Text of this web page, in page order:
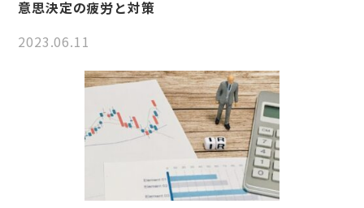
意思決定の疲労と対策
2023.06.11